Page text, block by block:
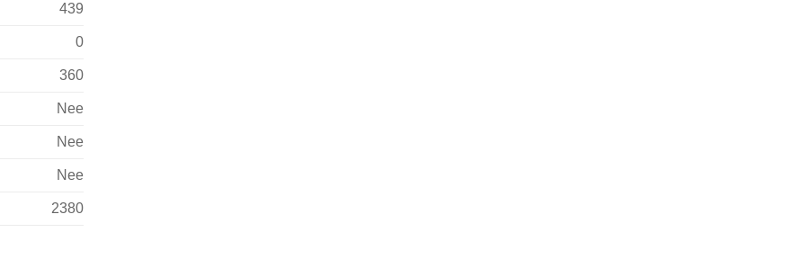
439
0
360
Nee
Nee
Nee
2380